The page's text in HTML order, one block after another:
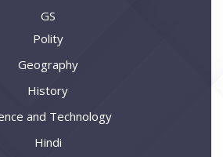
GS
Polity
Geography
History
and Technology
Hindi